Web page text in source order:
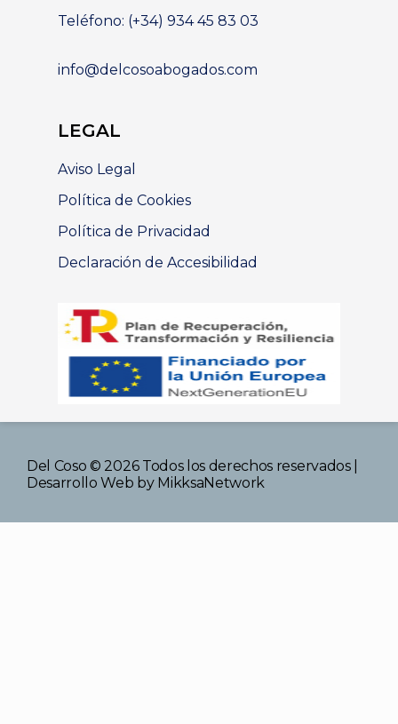
Teléfono: (+34) 934 45 83 03
info@delcosoabogados.com
LEGAL
Aviso Legal
Política de Cookies
Política de Privacidad
Declaración de Accesibilidad
Del Coso © 2026 Todos los derechos reservados |
Desarrollo Web by MikksaNetwork